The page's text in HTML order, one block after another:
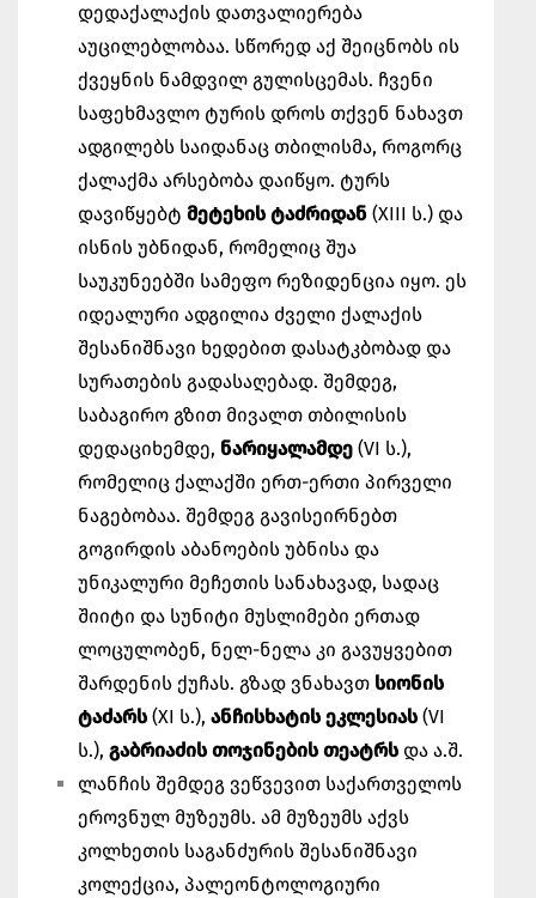
დედაქალაქის დათვალიერება
აუცილებლობაა. სწორედ აქ შეიცნობს ის
ქვეყნის ნამდვილ გულისცემას. ჩვენი
საფეხმავლო ტურის დროს თქვენ ნახავთ
ადგილებს საიდანაც თბილისმა, როგორც
ქალაქმა არსებობა დაიწყო. ტურს
დავიწყებტ მეტეხის ტაძრიდან (XIII ს.) და
ისნის უბნიდან, რომელიც შუა
საუკუნეებში სამეფო რეზიდენცია იყო. ეს
იდეალური ადგილია ძველი ქალაქის
შესანიშნავი ხედებით დასატკბობად და
სურათების გადასაღებად. შემდეგ,
საბაგირო გზით მივალთ თბილისის
დედაციხემდე, ნარიყალამდე (VI ს.),
რომელიც ქალაქში ერთ-ერთი პირველი
ნაგებობაა. შემდეგ გავისეირნებთ
გოგირდის აბანოების უბნისა და
უნიკალური მეჩეთის სანახავად, სადაც
შიიტი და სუნიტი მუსლიმები ერთად
ლოცულობენ, ნელ-ნელა კი გავუყვებით
შარდენის ქუჩას. გზად ვნახავთ სიონის
ტაძარს (XI ს.), ანჩისხატის ეკლესიას (VI
ს.), გაბრიაძის თოჯინების თეატრს და ა.შ.
ლანჩის შემდეგ ვეწვევით საქართველოს
ეროვნულ მუზეუმს. ამ მუზეუმს აქვს
კოლხეთის საგანძურის შესანიშნავი
კოლექცია, პალეონტოლოგიური